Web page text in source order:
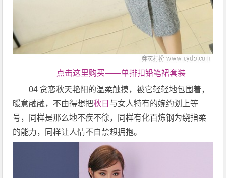
点击这里购买——单排扣铅笔裙套装
04 贪恋秋天艳阳的温柔触摸，被它轻轻地包围着，
暖意融融，不由得想把秋日 与女人特有的婉约划上等
号，同样是那么地不疾不徐，同样有化百炼钢为绕指柔
的能力，同样让人情不自禁想拥抱。